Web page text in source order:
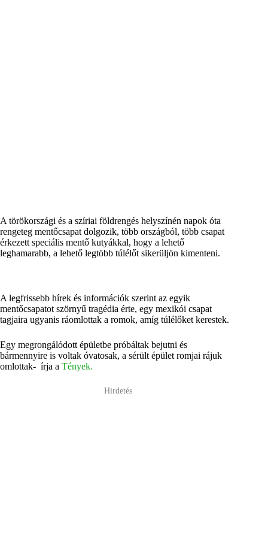
A törökországi és a szíriai földrengés helyszínén napok óta
rengeteg mentőcsapat dolgozik, több országból, több csapat
érkezett speciális mentő kutyákkal, hogy a lehető
leghamarabb, a lehető legtöbb túlélőt sikerüljön kimenteni.
A legfrissebb hírek és információk szerint az egyik
mentőcsapatot szörnyű tragédia érte, egy mexikói csapat
tagjaira ugyanis ráomlottak a romok, amíg túlélőket kerestek.
Egy megrongálódott épületbe próbáltak bejutni és
bármennyire is voltak óvatosak, a sérült épület romjai rájuk
omlottak- írja a Tények.
Hirdetés